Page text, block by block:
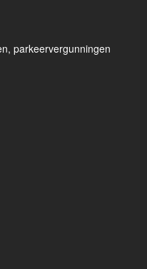
parkeervergunningen